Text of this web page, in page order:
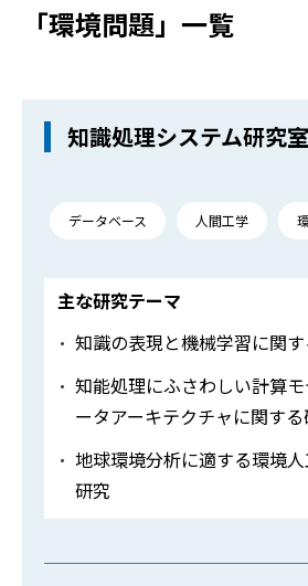
「環境問題」一覧
知識処理システム研究室
データベース 人間工学
主な研究テーマ
知識の表現と機械学習に関
知能処理にふさわしい計算
ータアーキテクチャに関する
地球環境分析に適する環境
研究